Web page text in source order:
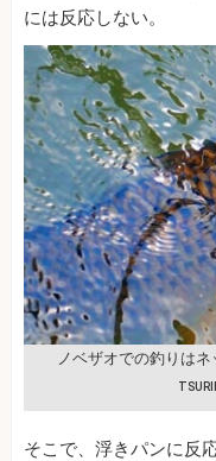
には反応しない。
ノベザオでの釣りは
そこで、浮きパンに反